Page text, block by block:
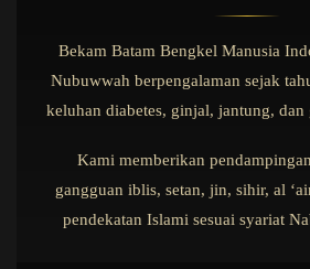
Bekam Batam Bengkel Manusia
Nubuwwah berpengalaman sejak
keluhan diabetes, ginjal, jantung, dan
Kami memberikan
gangguan iblis, setan, jin, sihir, al